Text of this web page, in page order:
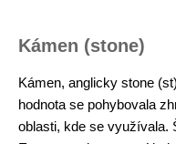
Kámen (stone)
Kámen, anglicky stone
hodnota se pohybovala
oblasti, kde se využívala.